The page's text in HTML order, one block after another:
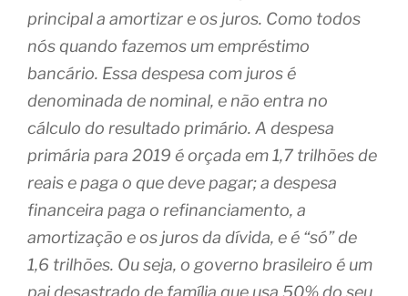
principal a amortizar e os juros. Como todos
nós quando fazemos um empréstimo
bancário. Essa despesa com juros é
denominada de nominal, e não entra no
cálculo do resultado primário. A despesa
primária para 2019 é orçada em 1,7 trilhões de
reais e paga o que deve pagar; a despesa
financeira paga o refinanciamento, a
amortização e os juros da dívida, e é “só” de
1,6 trilhões. Ou seja, o governo brasileiro é um
pai desastrado de família que usa 50% do seu